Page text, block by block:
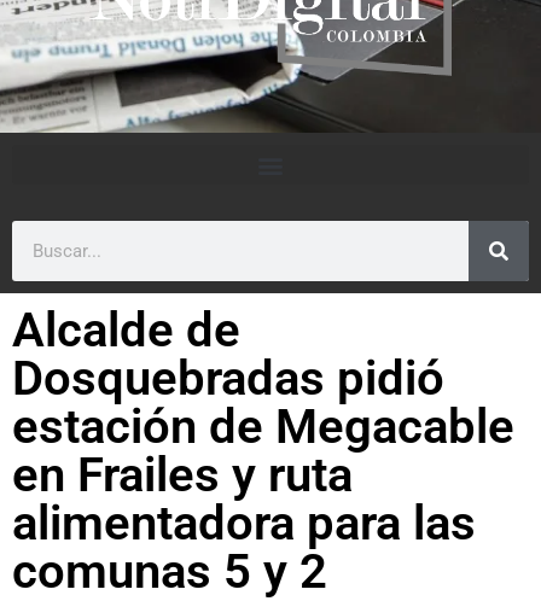
Alcalde de
Dosquebradas pidió
estación de Megacable
en Frailes y ruta
alimentadora para las
comunas 5 y 2